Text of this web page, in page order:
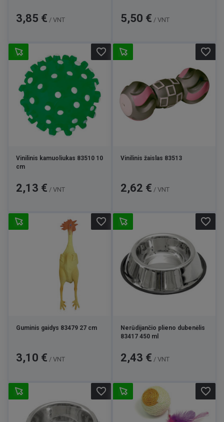
Kaina
3,85 € / VNT
Kaina
5,50 € / VNT
Vinilinis kamuoliukas 83510 10
cm
Kaina
2,13 € / VNT
favorite_border
Vinilinis žaislas 83513
Kaina
2,62 € / VNT
favorite_border
Guminis gaidys 83479 27 cm
Kaina
3,10 € / VNT
favorite_border
Nerūdijančio plieno dubenėlis
83417 450 ml
Kaina
2,43 € / VNT
favorite_border
favorite_border favorite_border